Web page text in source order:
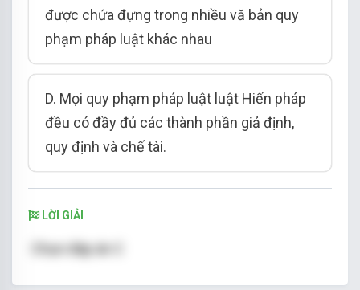
được chứa đựng trong nhiều vă bản quy
phạm pháp luật khác nhau
D. Mọi quy phạm pháp luật luật Hiến pháp
đều có đầy đủ các thành phần giả định,
quy định và chế tài.
LỜI GIẢI
Chọn đáp án C